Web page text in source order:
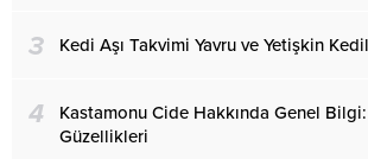
3 Kedi Aşı Takvimi Yavru ve Yetişkin
4
Kastamonu Cide Hakkında Genel
Güzellikleri